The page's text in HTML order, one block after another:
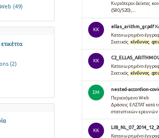
(49)
(2)
Κυριότεροι δείκτες
(S80/S20),...
KK
ellas_arithm_gr.pdf
Καταχωρημένο
Σχετικός κίνδυνος
KK
Καταχωρημένο
Σχετικός κίνδυνος
ΣΜ
nested-accordion-
Περιεχόμενο Web
Δράσεις ΕΛΣΤΑΤ κατά
στατιστικών ερευνών
KK
Καταχωρημένο